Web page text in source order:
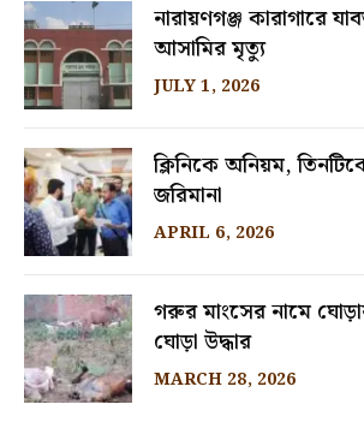
নারায়ণগঞ্জ কারাগারে
আসামির মৃত্যু
JULY 1, 2026
ক্লিনিকে অনিয়ম,
জরিমানা
APRIL 6, 2026
গরুর মাংসের নামে
ঘোড়া উদ্ধার
MARCH 28, 2026